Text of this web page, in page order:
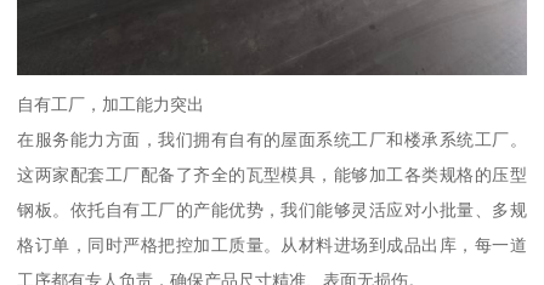
自有工厂，加工能力突出
在服务能力方面，我们拥有自有的屋面系统工厂和楼承系统工厂。
这两家配套工厂配备了齐全的瓦型模具，能够加工各类规格的压型
钢板。依托自有工厂的产能优势，我们能够灵活应对小批量、多规
格订单，同时严格把控加工质量。从材料进场到成品出库，每一道
工序都有专人负责，确保产品尺寸精准、表面无损伤。